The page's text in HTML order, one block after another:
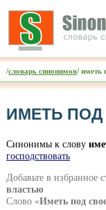
/словарь синонимов/ иметь
ИМЕТЬ
Синонимы к слову
господствовать
Добавьте в избранное
властью
Слово «Иметь под